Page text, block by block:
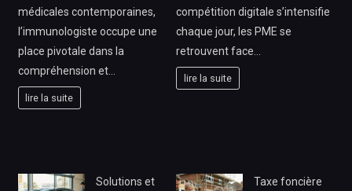
médicales contemporaines,
l’immunologiste occupe une
place pivotale dans la
compréhension et…
lire la suite
compétition digitale s’intensifie
chaque jour, les PME se
retrouvent face…
lire la suite
Solutions et
Taxe foncière